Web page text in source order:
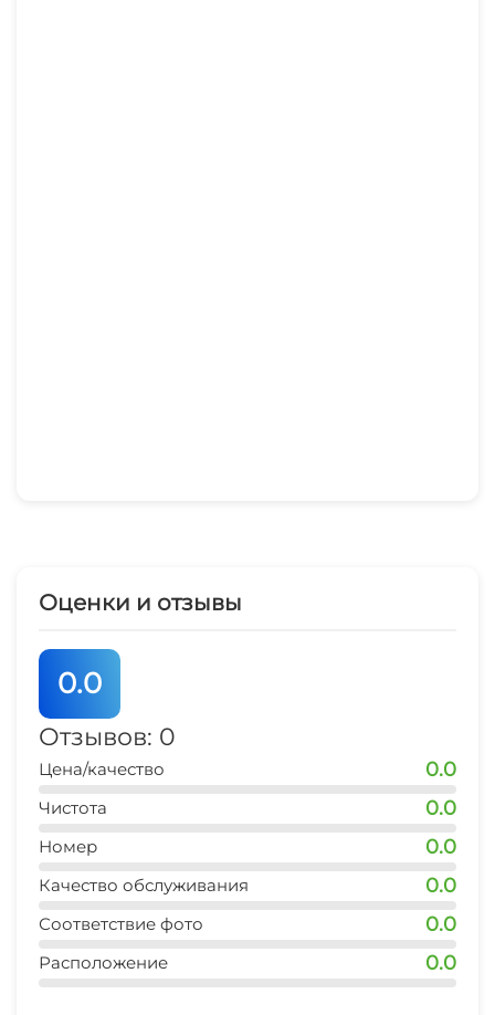
Оценки и отзывы
0.0
Отзывов: 0
Цена/качество 0.0
Чистота 0.0
Номер 0.0
Качество обслуживания 0.0
Соответствие фото 0.0
Расположение 0.0